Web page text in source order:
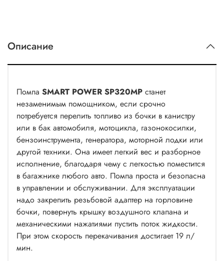
Описание
Помпа SMART POWER SP320МP станет
незаменимым помощником, если срочно
потребуется перелить топливо из бочки в канистру
или в бак автомобиля, мотоцикла, газонокосилки,
бензоинструмента, генератора, моторной лодки или
другой техники. Она имеет легкий вес и разборное
исполнение, благодаря чему с легкостью поместится
в багажнике любого авто. Помпа проста и безопасна
в управлении и обслуживании. Для эксплуатации
надо закрепить резьбовой адаптер на горловине
бочки, повернуть крышку воздушного клапана и
механическими нажатиями пустить поток жидкости.
При этом скорость перекачивания достигает 19 л/
мин.